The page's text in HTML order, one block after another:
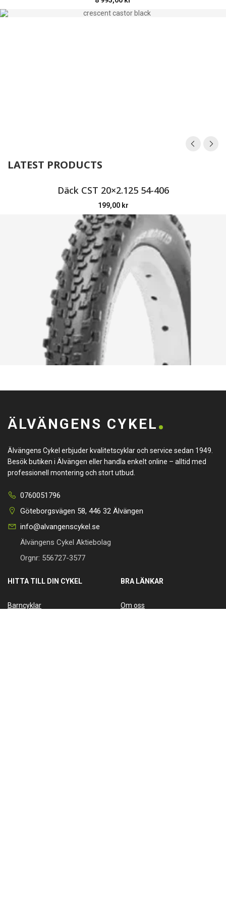
LATEST PRODUCTS
Däck CST 20×2.125 54-406
199,00 kr
ÄLVÄNGENS CYKEL
Älvängens Cykel erbjuder kvalitetscyklar och service sedan 1949.
Besök butiken i Älvängen eller handla enkelt online – alltid med
professionell montering och stort utbud.
0760051796
Göteborgsvägen 58, 446 32 Älvängen
info@alvangenscykel.se
Älvängens Cykel Aktiebolag
Orgnr: 556727-3577
HITTA TILL DIN CYKEL
Barncyklar
BRA LÄNKAR
Om oss